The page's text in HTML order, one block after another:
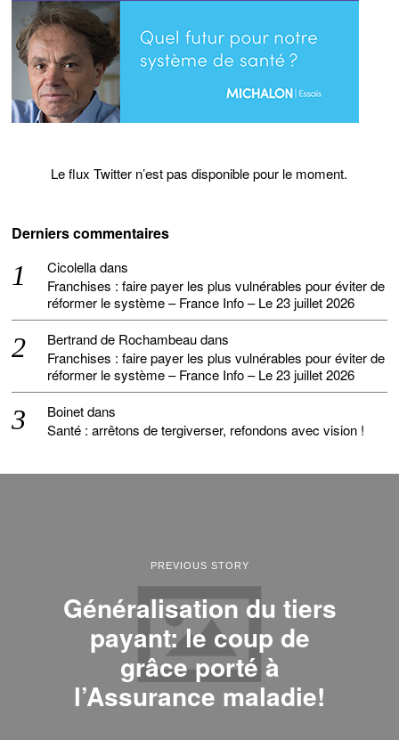
Le flux Twitter n’est pas disponible pour le moment.
Derniers commentaires
Cicolelladans
Franchises : faire payer les plus vulnérables pour éviter de
réformer le système – France Info – Le 23 juillet 2026
Bertrand de Rochambeaudans
Franchises : faire payer les plus vulnérables pour éviter de
réformer le système – France Info – Le 23 juillet 2026
Boinetdans
Santé : arrêtons de tergiverser, refondons avec vision !
PREVIOUS STORY
Généralisation du tiers
payant: le coup de
grâce porté à
l’Assurance maladie!